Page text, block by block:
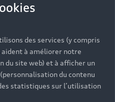
vous permet d’acquérir un
spécifiques à chaque
kilométrage illimité
en Europe
nos offres d’entretien
des services (y compris
à améliorer notre
du site web) et à afficher un
du contenu
statistiques sur l’utilisation